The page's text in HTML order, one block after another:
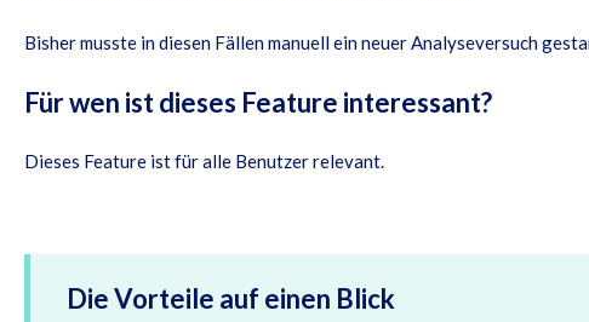
Bisher musste in diesen Fällen manuell ein neuer Analyseversuch
Für wen ist dieses Feature interessant?
Dieses Feature ist für alle Benutzer relevant.
Die Vorteile auf einen Blick